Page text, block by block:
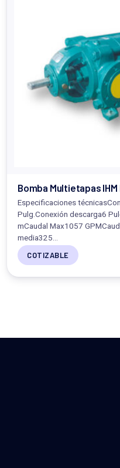
Bomba Multietapas IHM
Especificaciones
Pulg.Conexión descarga6
mCaudal Max1057
media325…
COTIZABLE